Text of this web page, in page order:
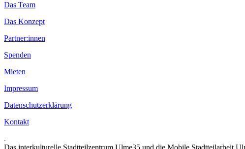
Das Team
Das Konzept
Partner:innen
Spenden
Mieten
Impressum
Datenschutzerklärung
Kontakt
.